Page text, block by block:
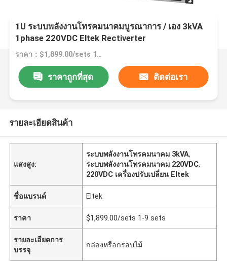
1U ระบบพลังงานโทรคมนาคมบูรณาการ / เอง 3kVA
1phase 220VDC Eltek Rectiverter
ราคา：$1,899.00/sets 1-9 sets
ราคาถูกที่สุด ติดต่อเรา
รายละเอียดสินค้า
แสงสูง:
ระบบพลังงานโทรคมนาคม 3kVA,
ระบบพลังงานโทรคมนาคม 220VDC,
220VDC เครื่องปรับเปลี่ยน Eltek
ชื่อแบรนด์ Eltek
ราคา $1,899.00/sets 1-9 sets
รายละเอียดการ
บรรจุ
กล่องหรือกรอบไม้